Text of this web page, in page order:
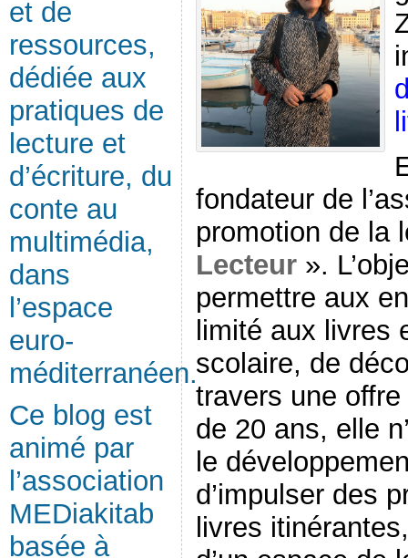
et de
ressources,
dédiée aux
pratiques de
lecture et
d’écriture, du
conte au
multimédia,
dans
l’espace
euro-
méditerranéen.
Ce blog est
animé par
l’association
MEDiakitab
basée à
fondateur de
promotion de la
Lecteur ».
permettre aux
limité aux livres
scolaire, de
travers une
de 20 ans, elle
le
d’impulser des
livres